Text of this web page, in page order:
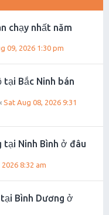
chạy nhất năm
09, 2026 1:30 pm
tại Bắc Ninh bán
Sat Aug 08, 2026 9:31
Ninh Bình ở đâu
8:32 am
Bình Dương ở